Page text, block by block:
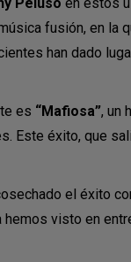
fusión, en la
han dado
es “Mafiosa”, un
Este éxito, que
el éxito
visto en